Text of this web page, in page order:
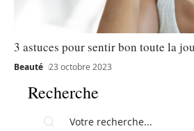
3 astuces pour sentir bon toute la
Beauté 23 octobre 2023
Recherche